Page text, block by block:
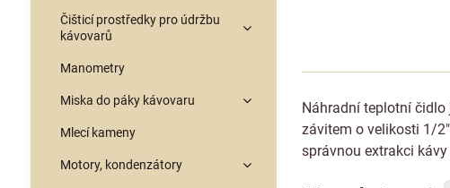
Náhradní teplotní čidlo
závitem o velikosti 1/
správnou extrakci
Čišticí prostředky pro údržbu
kávovarů
Manometry
Miska do páky kávovaru
Mlecí kameny
Motory, kondenzátory